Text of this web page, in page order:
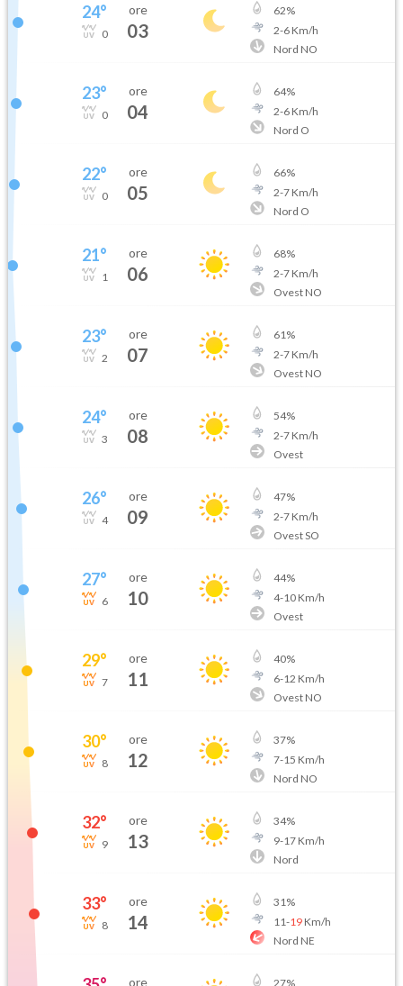
24°
0
ore
03
62%
2-6Km/h
Nord NO
23°
0
ore
04
64%
2-6Km/h
Nord O
22°
0
ore
05
66%
2-7Km/h
Nord O
21°
1
ore
06
68%
2-7Km/h
Ovest NO
23°
2
ore
07
61%
2-7Km/h
Ovest NO
24°
3
ore
08
54%
2-7Km/h
Ovest
26°
4
ore
09
47%
2-7Km/h
Ovest SO
27°
6
ore
10
44%
4-10Km/h
Ovest
29°
7
ore
11
40%
6-12 Km/h
Ovest NO
30°
8
ore
12
37%
7-15 Km/h
Nord NO
32°
9
ore
13
34%
9-17Km/h
Nord
33°
8
ore
14
31%
11-19Km/h
Nord NE
ore 27%